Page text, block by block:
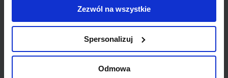
Zezwól na wszystkie
Spersonalizuj
Odmowa
Lufthansa
lotnicze.